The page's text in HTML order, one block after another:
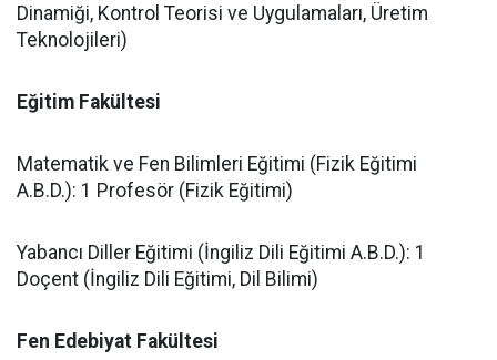
Dinamiği, Kontrol Teorisi ve Uygulamaları, Üretim
Teknolojileri)
​Eğitim Fakültesi
​Matematik ve Fen Bilimleri Eğitimi (Fizik Eğitimi
A.B.D.): 1 Profesör (Fizik Eğitimi)
​Yabancı Diller Eğitimi (İngiliz Dili Eğitimi A.B.D.): 1
Doçent (İngiliz Dili Eğitimi, Dil Bilimi)
Fen Edebiyat Fakültesi